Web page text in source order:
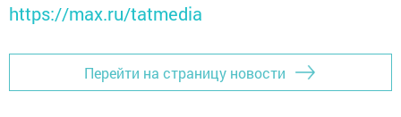
https://max.ru/tatmedia
Перейти на страницу новости